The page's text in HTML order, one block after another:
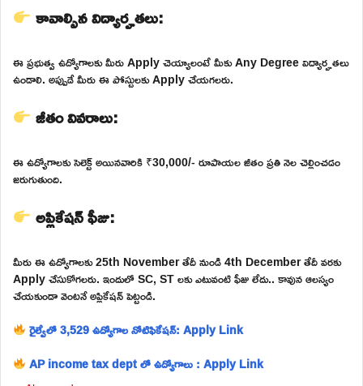
కావాల్సిన విద్యార్హతలు:
ఈ ప్రభుత్వ ఉద్యోగాలకు మీరు Apply చెయ్యాలంటే మీకు Any Degree విద్యార్హతలు
ఉండాలి. అప్పుడే మీరు ఈ పోస్టులకు Apply చేయగలరు.
జీతం వివరాలు:
ఈ ఉద్యోగాలకు సెలెక్ట్ అయినవారికి ₹30,000/- రూపాయల జీతం ప్రతి నెల చెల్లించడం
జరుగుతుంది.
అప్లికేషన్ ఫీజు:
మీరు ఈ ఉద్యోగాలకు 25th November తేదీ నుండి 4th December తేదీ వరకు
Apply చేసుకోగలరు. ఇందులో SC, ST లకు ఎటువంటి ఫీజు లేదు.. కావున ఆలస్యం
చేయకుండా వెంటనే అప్లికేషన్ పెట్టండి.
రైల్వేలో 3,529 ఉద్యోగాల నోటిఫికేషన్: Apply Link
AP income tax dept లో ఉద్యోగాలు : Apply Link